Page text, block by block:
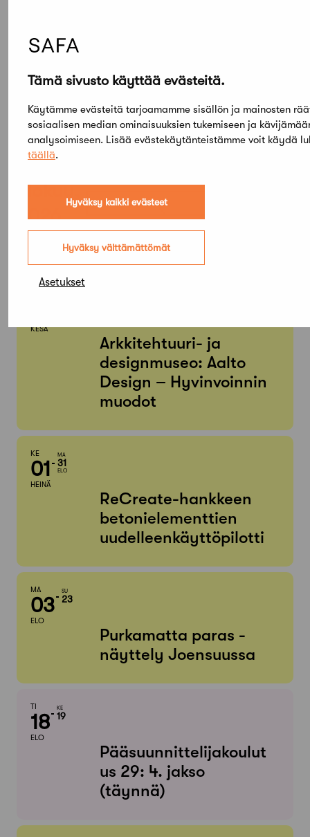
Tämä sivusto käyttää evästeitä.
Käytämme evästeitä tarjoamamme sisällön ja mainosten
sosiaalisen median ominaisuuksien tukemiseen ja
analysoimiseen. Lisää evästekäytänteistämme voit käydä
täällä.
Hyväksy kaikki evästeet
Hyväksy välttämättömät
Asetukset
1168 jaelina.rantakallio@ril.fi
Elokuu,
2026
Etsi tapahtumista
KESÄ
Arkkitehtuuri- ja
designmuseo: Aalto
Design – Hyvinvoinnin
muodot
KE
01
HEINÄ
MA
31
ELO
ReCreate-hankkeen
betonielementtien
uudelleenkäyttöpilotti
MA
03
ELO
SU
23
Purkamatta paras -
näyttely Joensuussa
TI
18
ELO
KE
19
Pääsuunnittelijakoulut
us 29: 4. jakso
(täynnä)